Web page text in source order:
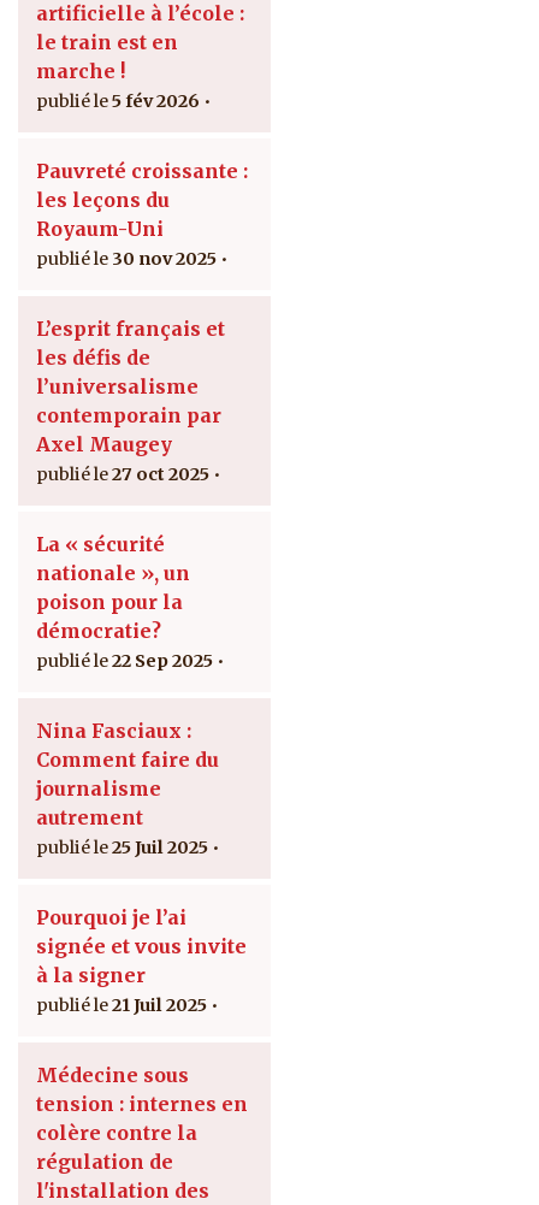
artificielle à l’école :
le train est en
marche !
5 fév 2026
Pauvreté croissante :
les leçons du
Royaum-Uni
30 nov 2025
L’esprit français et
les défis de
l’universalisme
contemporain par
Axel Maugey
27 oct 2025
La « sécurité
nationale », un
poison pour la
démocratie?
22 Sep 2025
Nina Fasciaux :
Comment faire du
journalisme
autrement
25 Juil 2025
Pourquoi je l’ai
signée et vous invite
à la signer
21 Juil 2025
Médecine sous
tension : internes en
colère contre la
régulation de
l'installation des